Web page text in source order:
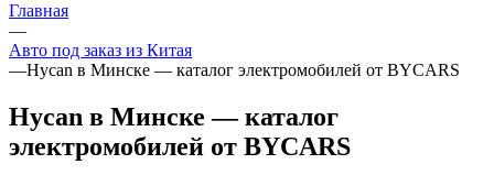
Главная
—
Авто под заказ из Китая
—Hycan в Минске — каталог электромобилей от BYCARS
Hycan в Минске — каталог
электромобилей от BYCARS